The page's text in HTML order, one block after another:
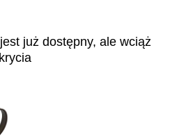
już dostępny, ale wciąż